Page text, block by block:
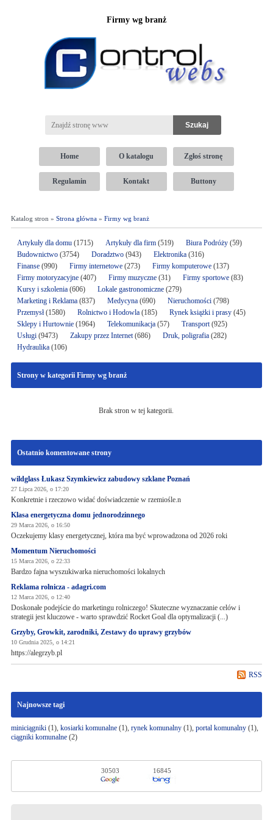
Firmy wg branż
Home O katalogu Zgłoś stronę
Regulamin Kontakt Buttony
Katalog stron » Strona główna» Firmy wg branż
Artykuły dla domu(1715) Artykuły dla firm(519) Biura Podróży(59)
Budownictwo(3754) Doradztwo(943) Elektronika (316)
Finanse(990) Firmy internetowe (273) Firmy komputerowe(137)
Firmy motoryzacyjne(407) Firmy muzyczne(31) Firmy sportowe(83)
Kursy i szkolenia(606) Lokale gastronomiczne(279)
Marketing i Reklama(837) Medycyna(690) Nieruchomości(798)
Przemysł(1580) Rolnictwo i Hodowla(185) Rynek książki i prasy(45)
Sklepy i Hurtownie(1964) Telekomunikacja(57) Transport(925)
Usługi(9473) Zakupy przez Internet(686) Druk, poligrafia(282)
Hydraulika(106)
Strony w kategorii Firmy wg branż
Brak stron w tej kategorii.
Ostatnio komentowane strony
wildglass Łukasz Szymkiewicz zabudowy szklane Poznań
27 Lipca 2026, o 17:20
Konkretnie i rzeczowo widać doświadczenie w rzemiośle.n
Klasa energetyczna domu jednorodzinnego
29 Marca 2026, o 16:50
Oczekujemy klasy energetycznej, która ma być wprowadzona od 2026 roki
Momentum Nieruchomości
15 Marca 2026, o 22:33
Bardzo fajna wyszukiwarka nieruchomości lokalnych
Reklama rolnicza - adagri.com
12 Marca 2026, o 12:40
Doskonałe podejście do marketingu rolniczego! Skuteczne wyznaczanie celów i
strategii jest kluczowe - warto sprawdzić Rocket Goal dla optymalizacji (...)
Grzyby, Growkit, zarodniki, Zestawy do uprawy grzybów
10 Grudnia 2025, o 14:21
https://alegrzyb.pl
RSS
Najnowsze tagi
miniciągniki(1), kosiarki komunalne(1), rynek komunalny(1), portal komunalny(1),
ciągniki komunalne(2)
30503 16845